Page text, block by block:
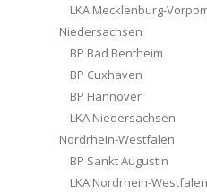
LKA Mecklenburg-
Niedersachsen
BP Bad Bentheim
BP Cuxhaven
BP Hannover
LKA Niedersachsen
Nordrhein-Westfalen
BP Sankt Augustin
LKA Nordrhein-Westfalen